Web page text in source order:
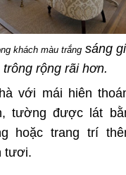
khách màu trắngsáng
trông rộng rãi hơn.
với mái hiên
tường được lát
hoặc trang trí
tươi.